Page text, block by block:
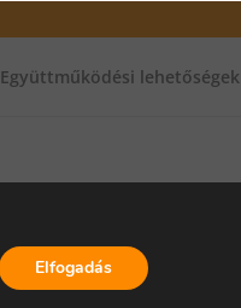
Együttműködési lehetőségek
Elfogadás